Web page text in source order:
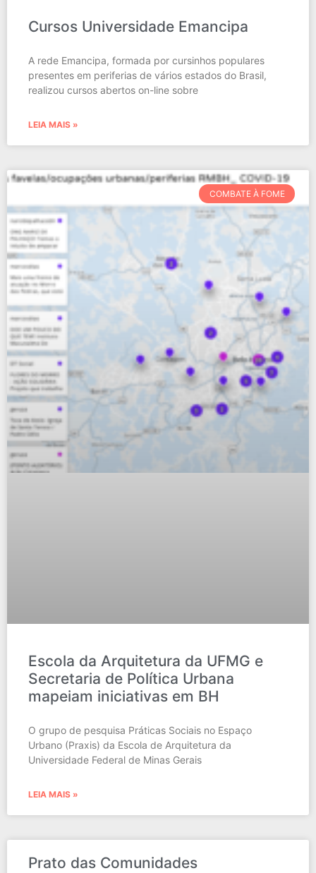
Cursos Universidade Emancipa
A rede Emancipa, formada por cursinhos populares
presentes em periferias de vários estados do Brasil,
realizou cursos abertos on-line sobre
LEIA MAIS »
COMBATE À FOME
Escola da Arquitetura da UFMG e
Secretaria de Política Urbana
mapeiam iniciativas em BH
O grupo de pesquisa Práticas Sociais no Espaço
Urbano (Praxis) da Escola de Arquitetura da
Universidade Federal de Minas Gerais
LEIA MAIS »
Prato das Comunidades